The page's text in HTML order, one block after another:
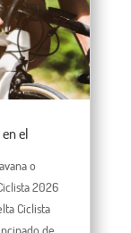
el
o
2026
Ciclista
de